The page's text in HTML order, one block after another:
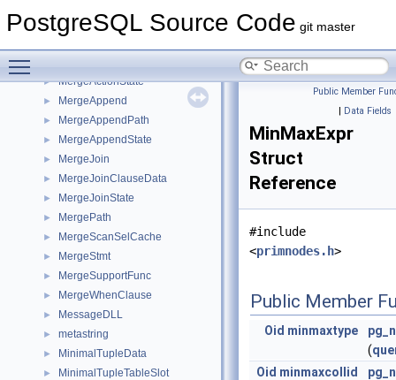
PostgreSQL Source Code git master
► MemoryContextId
► MergeActionState
► MergeAppend
► MergeAppendPath
► MergeAppendState
► MergeJoin
► MergeJoinClauseData
► MergeJoinState
► MergePath
► MergeScanSelCache
► MergeStmt
► MergeSupportFunc
► MergeWhenClause
► MessageDLL
► metastring
► MinimalTupleData
► MinimalTupleTableSlot
Public Member
| Data Fields
MinMaxExpr
Struct
Reference
#include
<primnodes.h>
Public Member
Oid minmaxtype
(
Oid minmaxcollid